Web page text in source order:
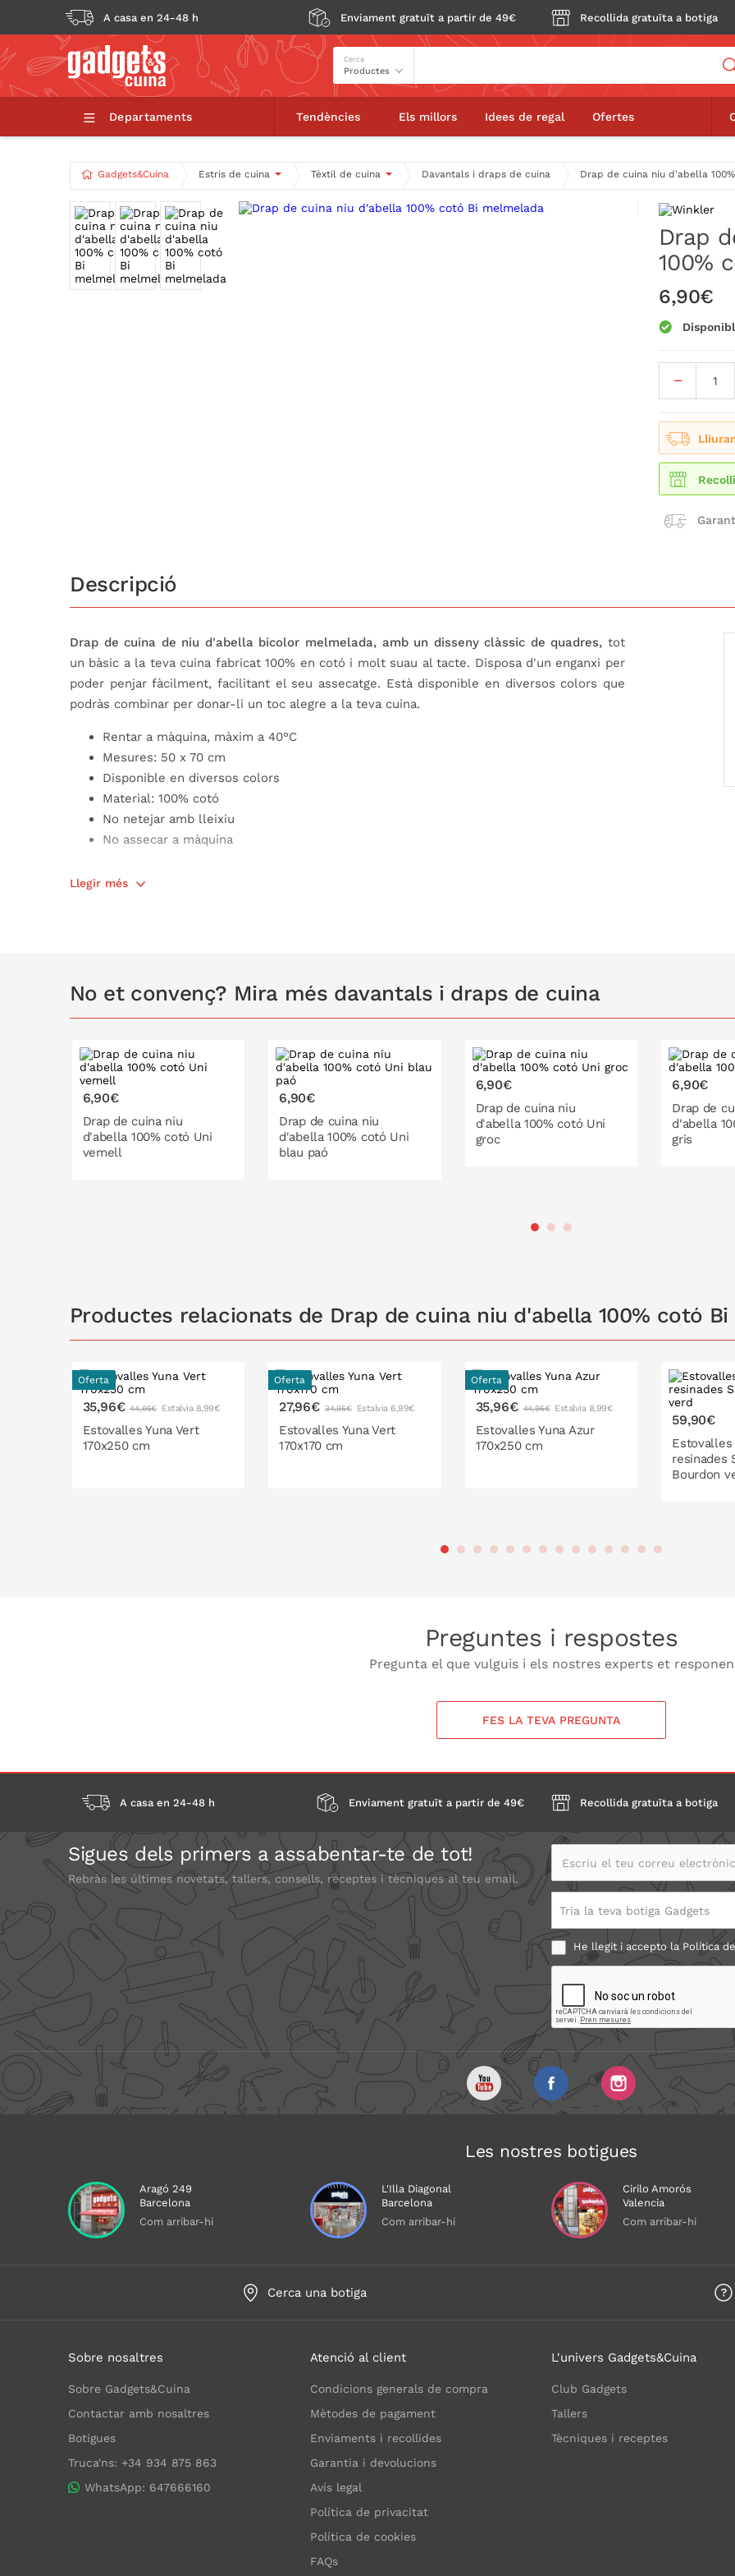
A casa en 24-48 h Enviament gratuït a partir de 49€ Recollida gratuïta a botiga
Cerca
Departaments Tendències Els millors Idees de regal Ofertes
Gadgets&Cuina Estris de cuina Tèxtil de cuina Davantals i draps de cuina Drap de cuina niu d'abella
Drap de cuina niu d'abella 100% cotó Bi melmelada
Drap
100%
6,90€
Descripció
Drap de cuina de niu d'abella bicolor melmelada, amb un disseny clàssic de quadres, tot
un bàsic a la teva cuina fabricat 100% en cotó i molt suau al tacte. Disposa d'un enganxi per
poder penjar fàcilment, facilitant el seu assecatge. Està disponible en diversos colors que
podràs combinar per donar-li un toc alegre a la teva cuina.
Rentar a màquina, màxim a 40°C
Mesures: 50 x 70 cm
Disponible en diversos colors
Material: 100% cotó
No netejar amb lleixiu
No assecar a màquina
producte sense substàncies tòxiques per al cos i el medi ambient.
Llegir més
No et convenç? Mira més davantals i draps de cuina
6,90€
Drap de cuina niu
d'abella 100% cotó Uni
vemell
6,90€
Drap de cuina niu
d'abella 100% cotó Uni
blau paó
6,90€
Drap de cuina niu
d'abella 100% cotó Uni
groc
A LA CISTELLA
6,90€
Drap de
d'abella
gris
Productes relacionats de Drap de cuina niu d'abella 100% cotó
Oferta
35,96€ 44,95€ Estalvia 8,99€
Estovalles Yuna Vert
170x250 cm
Oferta
27,96€ 34,95€ Estalvia 6,99€
Estovalles Yuna Vert
170x170 cm
Oferta
35,96€ 44,95€ Estalvia 8,99€
Estovalles Yuna Azur
170x250 cm
A LA CISTELLA
59,90€
Estovalles
resinades
Bourdon
Preguntes i respostes
Pregunta el que vulguis i els nostres experts et responen
FES LA TEVA PREGUNTA
A casa en 24-48 h Enviament gratuït a partir de 49€ Recollida gratuïta a botiga
Sigues dels primers a assabentar-te de tot!
Rebràs les últimes novetats, tallers, consells, receptes i tècniques al teu email.
Escriu el teu correu electrònic
Tria la teva botiga Gadgets
He llegit i accepto la Política
Les nostres botigues
Aragó 249
Barcelona
Com arribar-hi
L'Illa Diagonal
Barcelona
Com arribar-hi
Cirilo Amorós
Valencia
Com arribar-hi
Cerca una botiga
Sobre nosaltres
Sobre Gadgets&Cuina
Contactar amb nosaltres
Botigues
Truca'ns: +34 934 875 863
WhatsApp: 647666160
Atenció al client
Condicions generals de compra
Mètodes de pagament
Enviaments i recollides
Garantia i devolucions
Avís legal
Política de privacitat
Política de cookies
FAQs
L'univers Gadgets&Cuina
Club Gadgets
Tallers
Tècniques i receptes